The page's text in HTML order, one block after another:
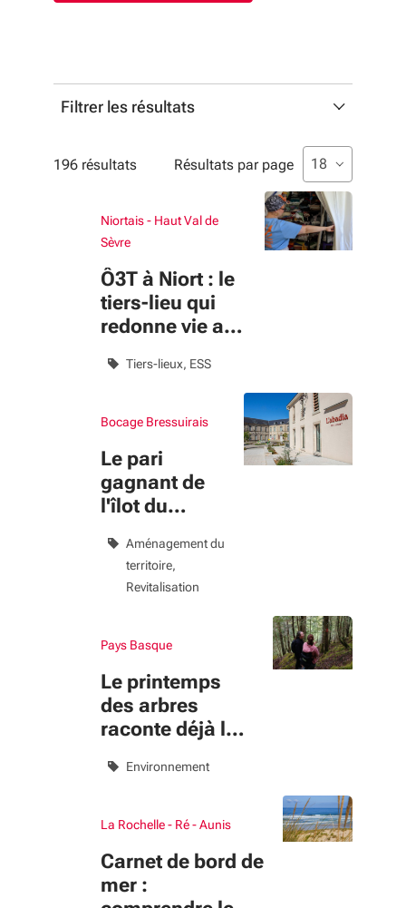
Filtrer les résultats
Profils
Liste multisélection. Utilisez les flèches pour
Thématiques
Liste multisélection. Utilisez les flèches pour
sélectionné
Thématique
Type de contenu
Liste de sélection. Utilisez les flèches pour parcourir,
Actualités et projets
Filtres appliqués
196 résultats Résultats par page Liste de
sélectionné
18
Niortais - Haut Val de
Sèvre
Ô3T à Niort : le
tiers-lieu qui
redonne vie au
Tiers-lieux ESS
Bocage Bressuirais
Le pari
gagnant de
l'îlot du
Aménagement du
territoire
Revitalisation
Pays Basque
Le printemps
des arbres
raconte déjà le
demain
Environnement
La Rochelle - Ré - Aunis
Carnet de bord de
mer :